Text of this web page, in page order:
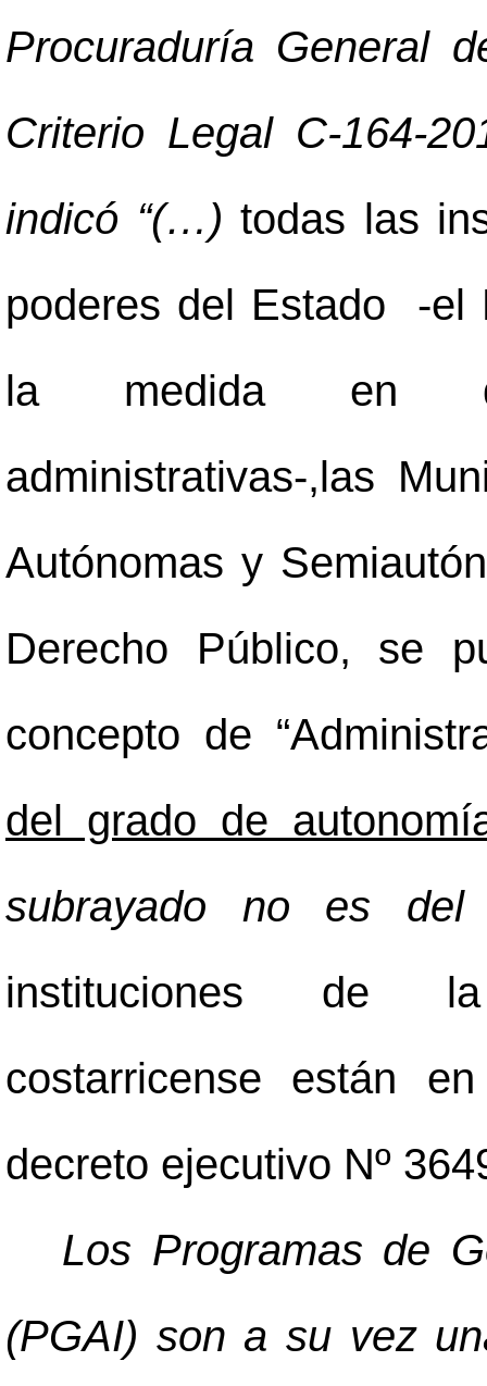
Procuraduría General
Criterio Legal C-164-
indicó “(…)todas las
poderes del Estado -el
la medida en
administrativas-,las
Autónomas y
Derecho Público, se
concepto de
del grado de
subrayado no es
instituciones de la
costarricense están
decreto ejecutivo Nº
Los Programas de
(PGAI) son a su vez